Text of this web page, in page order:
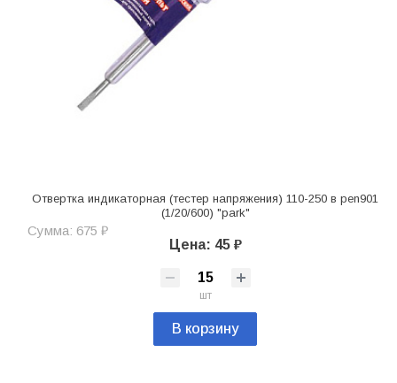
Отвертка индикаторная (тестер напряжения) 110-250 в pen901
(1/20/600) "park"
Сумма: 675 ₽
Цена: 45 ₽
шт
В корзину